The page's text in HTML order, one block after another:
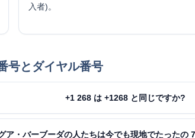
入者)。
号とダイヤル番号
+1 268 は +1268 と同じですか?
ア・バーブーダの人たちは今でも現地でたったの